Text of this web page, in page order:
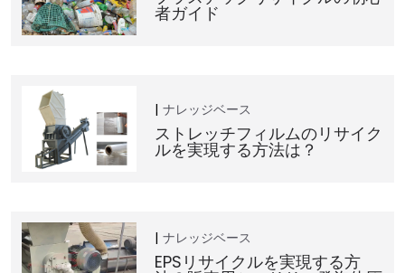
者ガイド
ナレッジベース
ストレッチフィルムのリサイク
ルを実現する方法は？
ナレッジベース
EPSリサイクルを実現する方